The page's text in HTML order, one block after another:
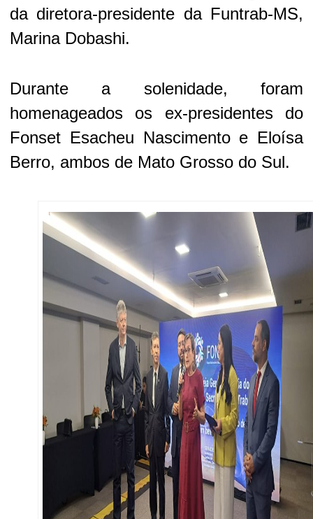
da diretora-presidente da Funtrab-MS,
Marina Dobashi.
Durante a solenidade, foram
homenageados os ex-presidentes do
Fonset Esacheu Nascimento e Eloísa
Berro, ambos de Mato Grosso do Sul.